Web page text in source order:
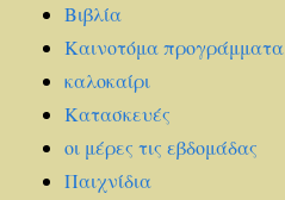
Βιβλία
Καινοτόμα προγράμματα
καλοκαίρι
Κατασκευές
οι μέρες τις εβδομάδας
Παιχνίδια